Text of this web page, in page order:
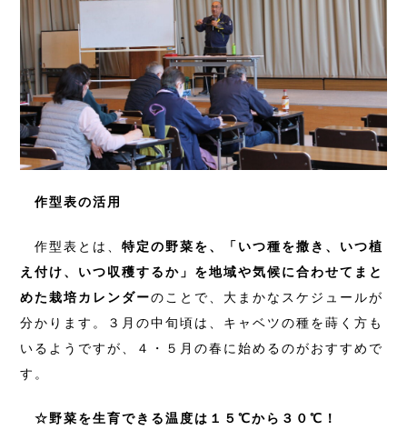
作型表の活用
作型表とは、特定の野菜を、「いつ種を撒き、いつ植
え付け、いつ収穫するか」を地域や気候に合わせてまと
めた栽培カレンダーのことで、大まかなスケジュールが
分かります。３月の中旬頃は、キャベツの種を蒔く方も
いるようですが、４・５月の春に始めるのがおすすめで
す。
☆野菜を生育できる温度は１５℃から３０℃！